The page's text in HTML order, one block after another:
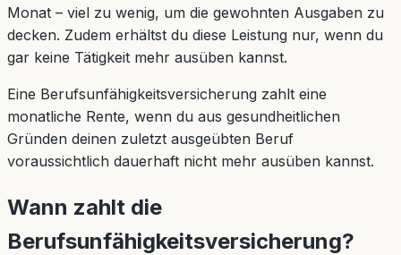
Monat – viel zu wenig, um die gewohnten Ausgaben zu
decken. Zudem erhältst du diese Leistung nur, wenn du
gar keine Tätigkeit mehr ausüben kannst.
Eine Berufsunfähigkeitsversicherung zahlt eine
monatliche Rente, wenn du aus gesundheitlichen
Gründen deinen zuletzt ausgeübten Beruf
voraussichtlich dauerhaft nicht mehr ausüben kannst.
Wann zahlt die
Berufsunfähigkeitsversicherung?